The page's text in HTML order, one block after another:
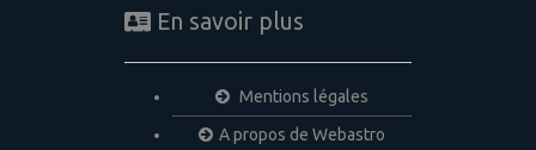
En savoir plus
Mentions légales
A propos de Webastro